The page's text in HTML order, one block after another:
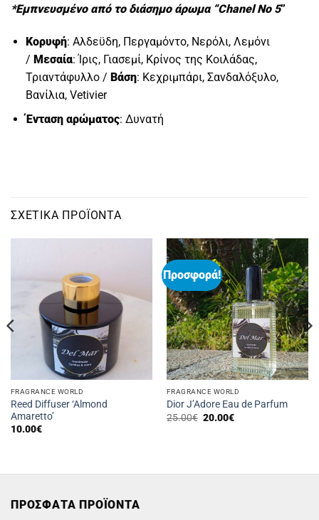
*Εμπνευσμένο από το διάσημο άρωμα “Chanel No 5”
Κορυφή: Αλδεϋδη, Περγαμόντο, Νερόλι, Λεμόνι
/ Μεσαία: Ίρις, Γιασεμί, Κρίνος της Κοιλάδας,
Τριαντάφυλλο / Βάση: Κεχριμπάρι, Σανδαλόξυλο,
Βανίλια, Vetivier
Ένταση αρώματος: Δυνατή
ΣΧΕΤΙΚΆ ΠΡΟΪΌΝΤΑ
FRAGRANCE WORLD
Reed Diffuser ‘Almond
Amaretto’
10.00€
Προσφορά!
FRAGRANCE WORLD
Dior J’Adore Eau de Parfum
25.00€ Original
20.00€Η
ΠΡΟΣΦΑΤΑ ΠΡΟΪΟΝΤΑ